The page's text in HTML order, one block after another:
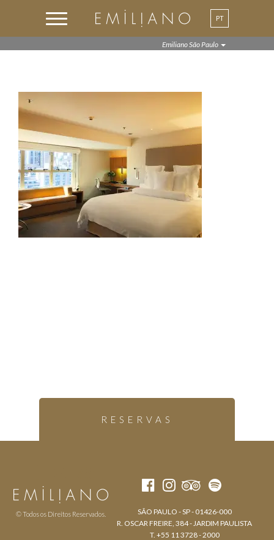
PT
EN
Emiliano São Paulo
RESERVAS
© Todos os Direitos Reservados.
SÃO PAULO - SP - 01426-000
R. OSCAR FREIRE, 384 - JARDIM PAULISTA
T. +55 11 3728 - 2000